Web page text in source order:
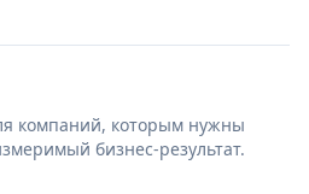
компаний, которым нужны
бизнес-результат.